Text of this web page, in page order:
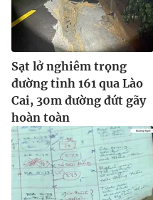
Sạt lở nghiêm trọng
đường tỉnh 161 qua Lào
Cai, 30m đường đứt gãy
hoàn toàn